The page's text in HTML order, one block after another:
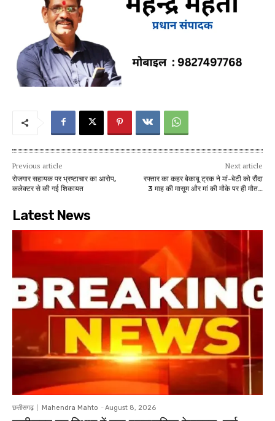
Previous article
रोजगार सहायक पर भ्रष्टाचार का आरोप,
कलेक्टर से की गई शिकायत
Next article
रफ्तार का कहर बेकाबू ट्रक ने मां-बेटी को रौंदा
3 माह की मासूम और मां की मौके पर ही मौत…
Latest News
छत्तीसगढ़ Mahendra Mahto - August 8, 2026